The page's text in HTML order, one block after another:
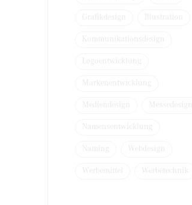
Grafikdesign
Kommunikationsdesign
Logoentwicklung
Markenentwicklung
Mediendesign Messedesign
Namensentwicklung
Naming Webdesign